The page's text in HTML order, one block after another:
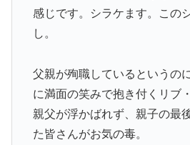
感じです。シラケます。この
し。
父親が殉職しているというの
に満面の笑みで抱き付くリブ
親父が浮かばれず、親子の最
た皆さんがお気の毒。